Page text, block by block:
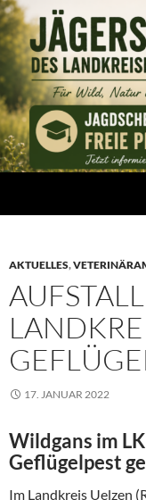
Zum
Inhalt
springen
AKTUELLES,
17. JANUAR 2022
Wildgans im
Geflügelpest
Im Landkreis Uelzen